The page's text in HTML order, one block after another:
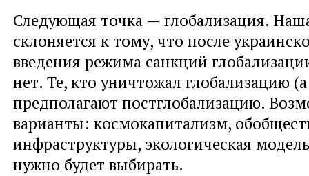
Следующая точка — глобализация.
склоняется к тому, что после
введения режима санкций
нет. Те, кто уничтожал глобализацию
предполагают постглобализацию.
варианты: космокапитализм,
инфраструктуры, экологическая
нужно будет выбирать.